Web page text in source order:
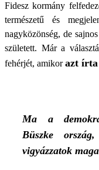
Fidesz kormány
természetű és
nagyközönség, de
született. Már a
fehérjét, amikorazt írta
Ma a
Büszke
vigyázzatok